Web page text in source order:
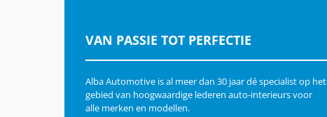
VAN PASSIE TOT PERFECTIE
Alba Automotive is al meer dan 30 jaar dé specialist op het
gebied van hoogwaardige lederen auto-interieurs voor
alle merken en modellen.